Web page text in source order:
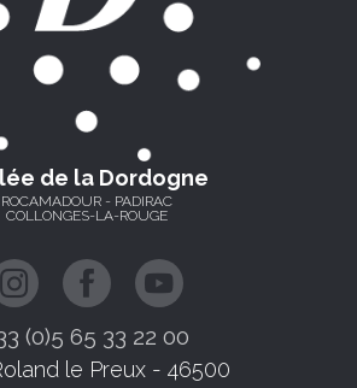
de la Dordogne
ROCAMADOUR - PADIRAC
COLLONGES-LA-ROUGE
(0)5 65 33 22 00
le Preux - 46500